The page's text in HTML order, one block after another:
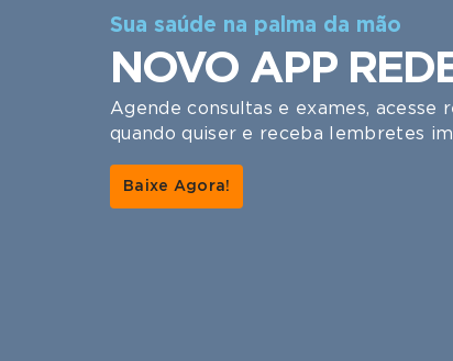
Sua saúde na palma da mão
NOVO APP
Agende consultas e exames, acesse
quando quiser e receba lembretes
Baixe Agora!